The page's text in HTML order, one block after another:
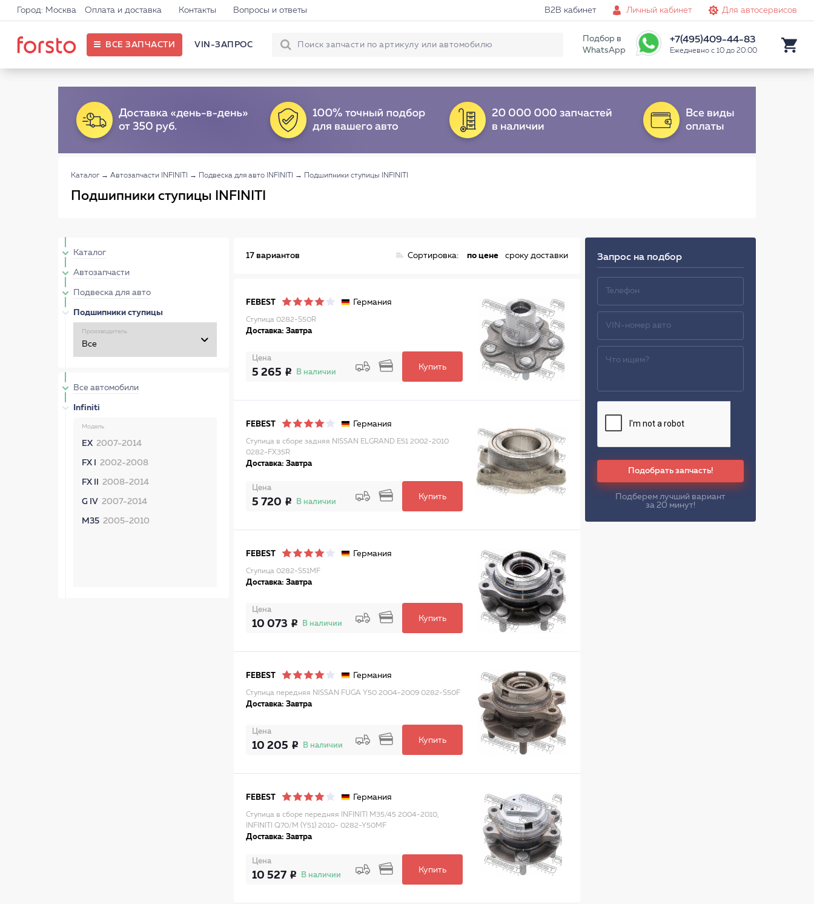
Город: Москва Оплата и доставка Контакты Вопросы и ответы B2B кабинет Личный кабинет Для автосервисов
ВСЕ ЗАПЧАСТИ VIN-ЗАПРОС
Подбор в
WhatsApp
+7(495)409-44-83
Ежедневно с 10 до 20:00
Каталог → Автозапчасти INFINITI → Подвеска для авто INFINITI → Подшипники ступицы INFINITI
Подшипники ступицы INFINITI
Каталог
Автозапчасти
Подвеска для авто
Подшипники ступицы
Производитель
Все автомобили
Infiniti
Модель
EX 2007-2014
FX I 2002-2008
FX II 2008-2014
G IV 2007-2014
M35 2005-2010
17 вариантов Сортировка: по цене сроку доставки
FEBEST Германия
Ступица 0282-S50R
Доставка: Завтра
Цена
5 265 В наличии
Купить
FEBEST Германия
Ступица в сборе задняя NISSAN ELGRAND E51 2002-2010
0282-FX35R
Доставка: Завтра
Цена
5 720 В наличии
Купить
FEBEST Германия
Ступица 0282-S51MF
Доставка: Завтра
Цена
10 073 В наличии
Купить
FEBEST Германия
Ступица передняя NISSAN FUGA Y50 2004-2009 0282-S50F
Доставка: Завтра
Цена
10 205 В наличии
Купить
FEBEST Германия
Ступица в сборе передняя INFINITI M35/45 2004-2010,
INFINITI Q70/M (Y51) 2010- 0282-Y50MF
Доставка: Завтра
Цена
10 527 В наличии
Купить
Запрос на подбор
Подобрать запчасть!
Подберем лучший вариант
за 20 минут!